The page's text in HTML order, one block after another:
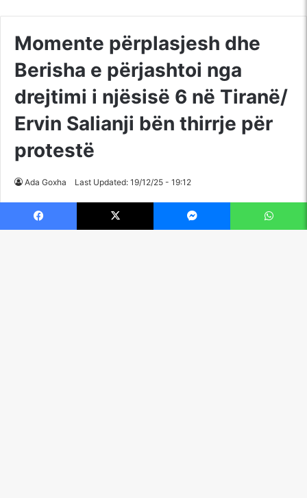
Facebook X Messenger WhatsApp